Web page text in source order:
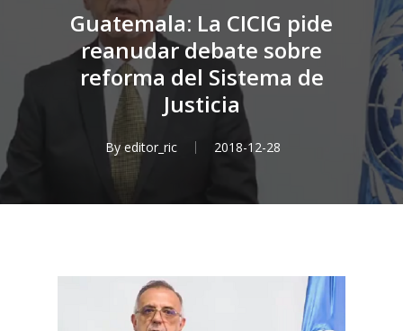
Guatemala: La CICIG pide
reanudar debate sobre
reforma del Sistema de
Justicia
By editor_ric 2018-12-28